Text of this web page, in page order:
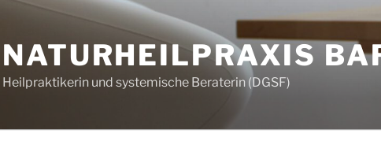
NATURHEILPRAXIS
Heilpraktikerin und systemische Beraterin (DGSF)